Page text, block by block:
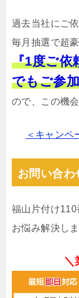
過去当社にご
毎月抽選で超
『1度ご依
でもご参
ので、この機
＜キャンペ
お問い合わ
福山片付け
お悩み解決し
＼